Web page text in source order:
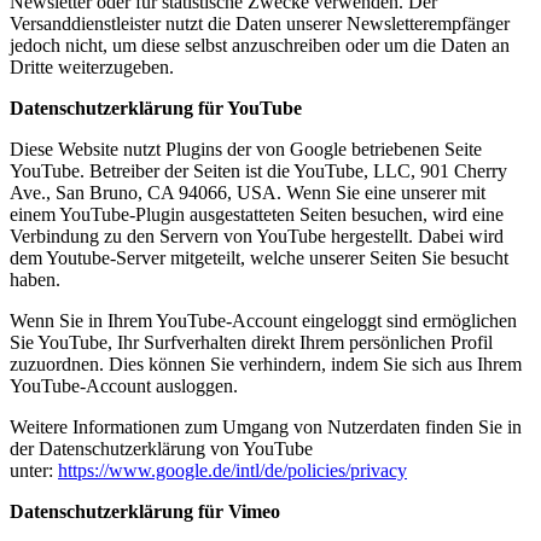
Versanddienstleister nutzt die Daten unserer Newsletterempfänger
jedoch nicht, um diese selbst anzuschreiben oder um die Daten an
Dritte weiterzugeben.
Datenschutzerklärung für YouTube
Diese Website nutzt Plugins der von Google betriebenen Seite
YouTube. Betreiber der Seiten ist die YouTube, LLC, 901 Cherry
Ave., San Bruno, CA 94066, USA. Wenn Sie eine unserer mit
einem YouTube-Plugin ausgestatteten Seiten besuchen, wird eine
Verbindung zu den Servern von YouTube hergestellt. Dabei wird
dem Youtube-Server mitgeteilt, welche unserer Seiten Sie besucht
haben.
Wenn Sie in Ihrem YouTube-Account eingeloggt sind ermöglichen
Sie YouTube, Ihr Surfverhalten direkt Ihrem persönlichen Profil
zuzuordnen. Dies können Sie verhindern, indem Sie sich aus Ihrem
YouTube-Account ausloggen.
Weitere Informationen zum Umgang von Nutzerdaten finden Sie in
der Datenschutzerklärung von YouTube
unter: https://www.google.de/intl/de/policies/privacy
Datenschutzerklärung für Vimeo